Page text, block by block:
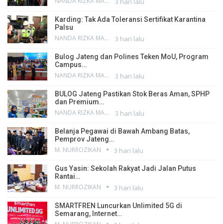
Karding: Tak Ada Toleransi Sertifikat Karantina
Palsu
NANDA RIZKA MAHENDRA 3 hari lalu
Bulog Jateng dan Polines Teken MoU, Program
Campus…
NANDA RIZKA MAHENDRA 3 hari lalu
BULOG Jateng Pastikan Stok Beras Aman, SPHP
dan Premium…
NANDA RIZKA MAHENDRA 3 hari lalu
Belanja Pegawai di Bawah Ambang Batas,
Pemprov Jateng…
M. NURROZIKAN 3 hari lalu
Gus Yasin: Sekolah Rakyat Jadi Jalan Putus
Rantai…
M. NURROZIKAN 3 hari lalu
SMARTFREN Luncurkan Unlimited 5G di
Semarang, Internet…